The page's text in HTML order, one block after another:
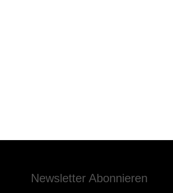
Newsletter Abonnieren